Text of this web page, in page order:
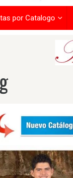
por Catalogo